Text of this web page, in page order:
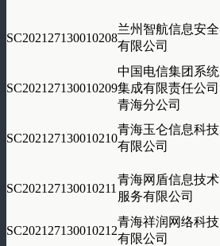
SC202127130010208
兰州智航信息安全
有限公司
SC202127130010209
中国电信集团系统
集成有限责任公司
青海分公司
SC202127130010210
青海玉仑信息科技
有限公司
SC202127130010211
青海网盾信息技术
服务有限公司
SC202127130010212
青海祥润网络科技
有限公司